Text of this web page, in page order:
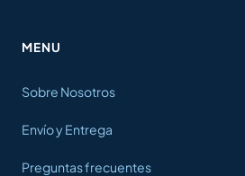
MENU
Sobre Nosotros
Envío y Entrega
Preguntas frecuentes